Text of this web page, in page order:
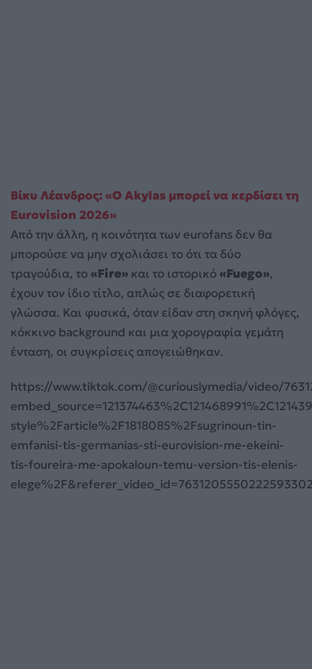
Βίκυ Λέανδρος: «Ο Akylas μπορεί να κερδίσει τη
Eurovision 2026»
Από την άλλη, η κοινότητα των eurofans δεν θα
μπορούσε να μην σχολιάσει το ότι τα δύο
τραγούδια, το«Fire» και το ιστορικό«Fuego»,
έχουν τον ίδιο τίτλο, απλώς σε διαφορετική
γλώσσα. Και φυσικά, όταν είδαν στη σκηνή φλόγες,
κόκκινο background και μια χορογραφία γεμάτη
ένταση, οι συγκρίσεις απογειώθηκαν.
https://www.tiktok.com/@curiouslymedia/video/
style%2Farticle%2F1818085%2Fsugrinoun-tin-
emfanisi-tis-germanias-sti-eurovision-me-ekeini-
tis-foureira-me-apokaloun-temu-version-tis-elenis-